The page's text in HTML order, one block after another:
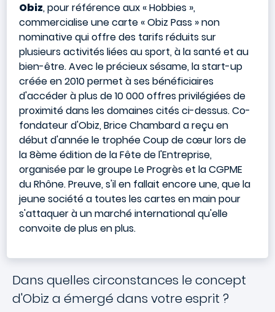
Obiz, pour référence aux « Hobbies »,
commercialise une carte « Obiz Pass » non
nominative qui offre des tarifs réduits sur
plusieurs activités liées au sport, à la santé et au
bien-être. Avec le précieux sésame, la start-up
créée en 2010 permet à ses bénéficiaires
d'accéder à plus de 10 000 offres privilégiées de
proximité dans les domaines cités ci-dessus. Co-
fondateur d'Obiz, Brice Chambard a reçu en
début d'année le trophée Coup de cœur lors de
la 8ème édition de la Fête de l'Entreprise,
organisée par le groupe Le Progrès et la CGPME
du Rhône. Preuve, s'il en fallait encore une, que la
jeune société a toutes les cartes en main pour
s'attaquer à un marché international qu'elle
convoite de plus en plus.
Dans quelles circonstances le concept
d'Obiz a émergé dans votre esprit ?